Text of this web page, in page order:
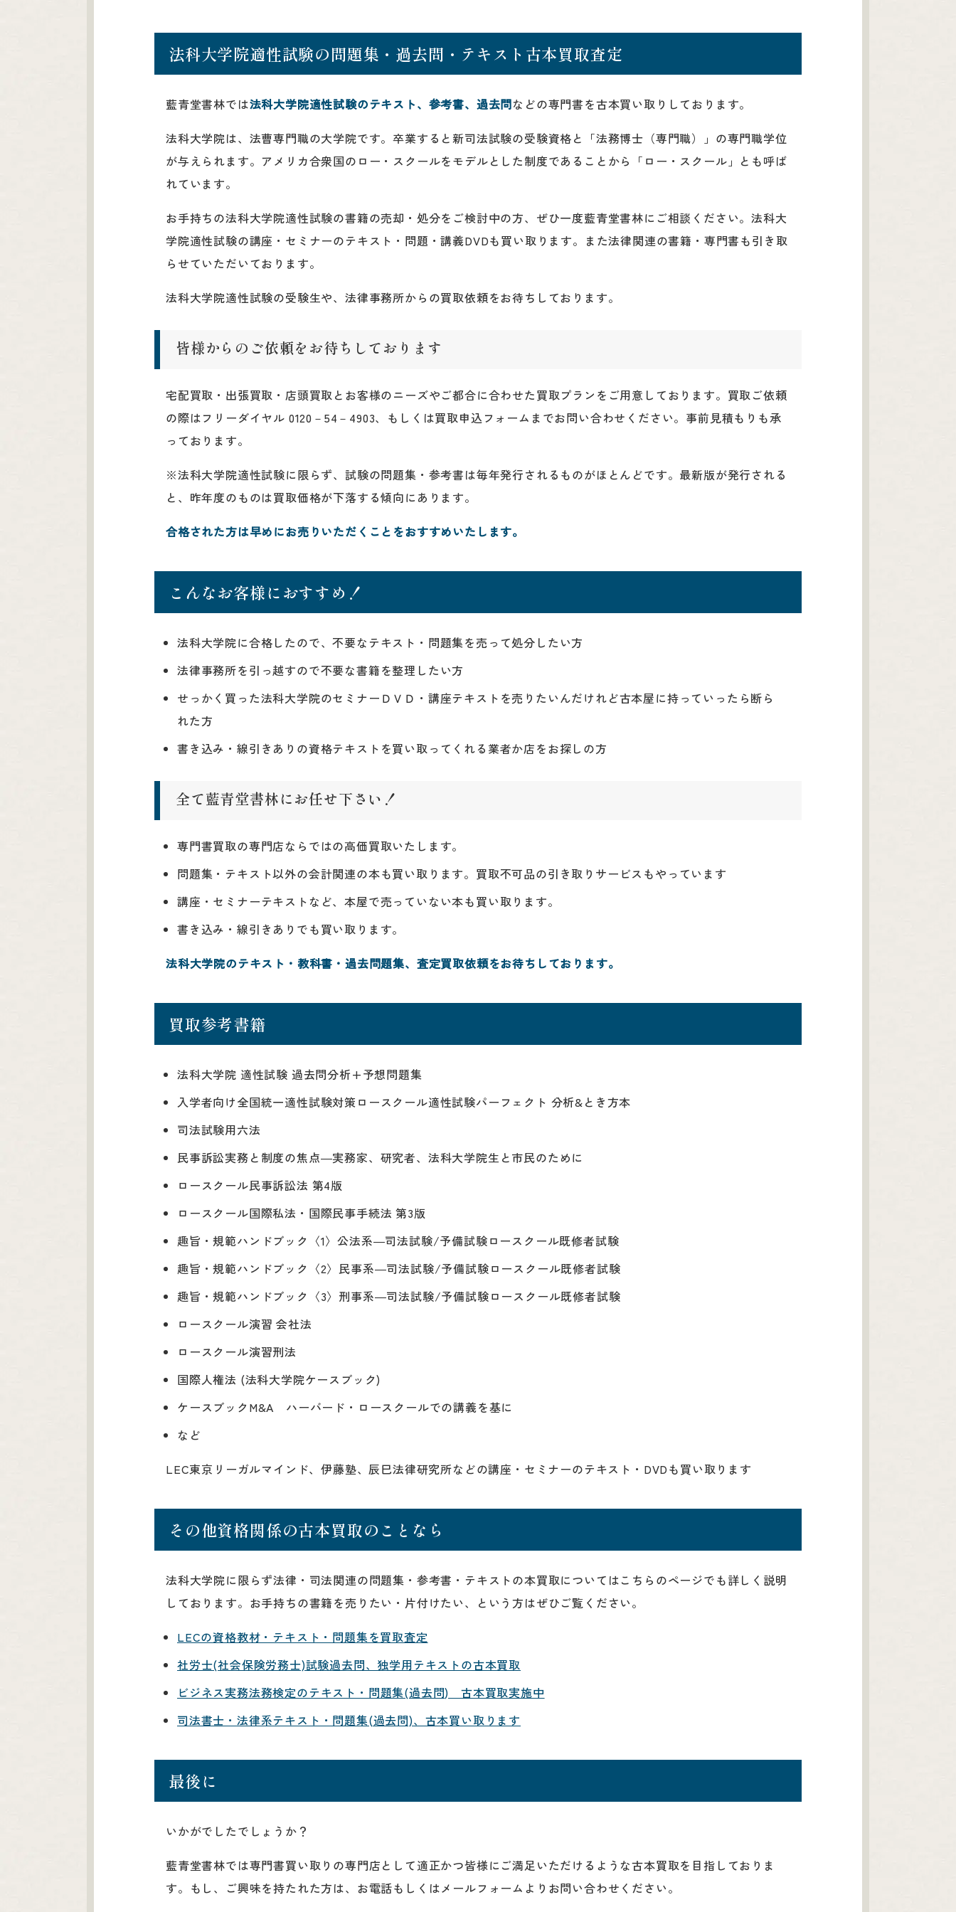
法科大学院適性試験の問題集・過去問・テキスト古本買取査定
藍青堂書林では法科大学院適性試験のテキスト、参考書、過去問などの専門書を古本買い取りしております。
法科大学院は、法曹専門職の大学院です。卒業すると新司法試験の受験資格と「法務博士（専門職）」の専門職学位
が与えられます。アメリカ合衆国のロー・スクールをモデルとした制度であることから「ロー・スクール」とも呼ば
れています。
お手持ちの法科大学院適性試験の書籍の売却・処分をご検討中の方、ぜひ一度藍青堂書林にご相談ください。法科大
学院適性試験の講座・セミナーのテキスト・問題・講義DVDも買い取ります。また法律関連の書籍・専門書も引き取
らせていただいております。
法科大学院適性試験の受験生や、法律事務所からの買取依頼をお待ちしております。
皆様からのご依頼をお待ちしております
宅配買取・出張買取・店頭買取とお客様のニーズやご都合に合わせた買取プランをご用意しております。買取ご依頼
の際はフリーダイヤル 0120－54－4903、もしくは買取申込フォームまでお問い合わせください。事前見積もりも承
っております。
※法科大学院適性試験に限らず、試験の問題集・参考書は毎年発行されるものがほとんどです。最新版が発行される
と、昨年度のものは買取価格が下落する傾向にあります。
合格された方は早めにお売りいただくことをおすすめいたします。
こんなお客様におすすめ！
法科大学院に合格したので、不要なテキスト・問題集を売って処分したい方
法律事務所を引っ越すので不要な書籍を整理したい方
せっかく買った法科大学院のセミナーＤＶＤ・講座テキストを売りたいんだけれど古本屋に持っていったら断ら
れた方
書き込み・線引きありの資格テキストを買い取ってくれる業者か店をお探しの方
全て藍青堂書林にお任せ下さい！
専門書買取の専門店ならではの高価買取いたします。
問題集・テキスト以外の会計関連の本も買い取ります。買取不可品の引き取りサービスもやっています
講座・セミナーテキストなど、本屋で売っていない本も買い取ります。
書き込み・線引きありでも買い取ります。
法科大学院のテキスト・教科書・過去問題集、査定買取依頼をお待ちしております。
買取参考書籍
法科大学院 適性試験 過去問分析+予想問題集
入学者向け全国統一適性試験対策ロースクール適性試験パーフェクト 分析&とき方本
司法試験用六法
民事訴訟実務と制度の焦点―実務家、研究者、法科大学院生と市民のために
ロースクール民事訴訟法 第4版
ロースクール国際私法・国際民事手続法 第3版
趣旨・規範ハンドブック〈1〉公法系―司法試験/予備試験ロースクール既修者試験
趣旨・規範ハンドブック〈2〉民事系―司法試験/予備試験ロースクール既修者試験
趣旨・規範ハンドブック〈3〉刑事系―司法試験/予備試験ロースクール既修者試験
ロースクール演習 会社法
ロースクール演習刑法
国際人権法 (法科大学院ケースブック)
ケースブックM&A ハーバード・ロースクールでの講義を基に
など
LEC東京リーガルマインド、伊藤塾、辰巳法律研究所などの講座・セミナーのテキスト・DVDも買い取ります
その他資格関係の古本買取のことなら
法科大学院に限らず法律・司法関連の問題集・参考書・テキストの本買取についてはこちらのページでも詳しく説明
しております。お手持ちの書籍を売りたい・片付けたい、という方はぜひご覧ください。
LECの資格教材・テキスト・問題集を買取査定
社労士(社会保険労務士)試験過去問、独学用テキストの古本買取
ビジネス実務法務検定のテキスト・問題集(過去問) 古本買取実施中
司法書士・法律系テキスト・問題集(過去問)、古本買い取ります
最後に
いかがでしたでしょうか？
藍青堂書林では専門書買い取りの専門店として適正かつ皆様にご満足いただけるような古本買取を目指しておりま
す。もし、ご興味を持たれた方は、お電話もしくはメールフォームよりお問い合わせください。